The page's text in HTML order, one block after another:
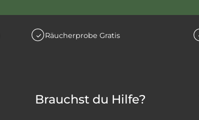
Räucherprobe Gratis
Brauchst du Hilfe?